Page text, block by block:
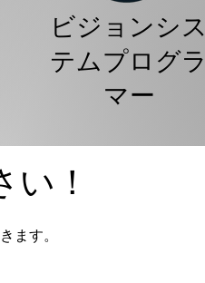
ビジョンシス
テムプログラ
マー
！
ます。